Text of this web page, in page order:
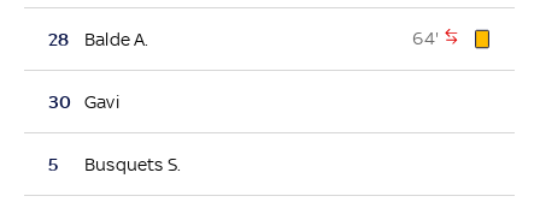
28 Balde A. 64'
30 Gavi
5 Busquets S.